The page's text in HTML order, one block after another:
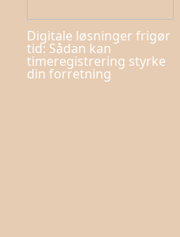
Digitale løsninger frigør
tid: Sådan kan
timeregistrering styrke
din forretning